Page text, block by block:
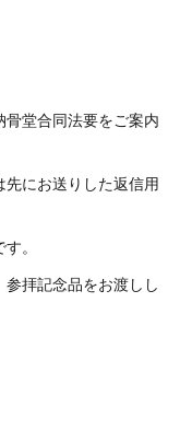
堂合同法要をご案内
にお送りした返信用
。
参拝記念品をお渡しし